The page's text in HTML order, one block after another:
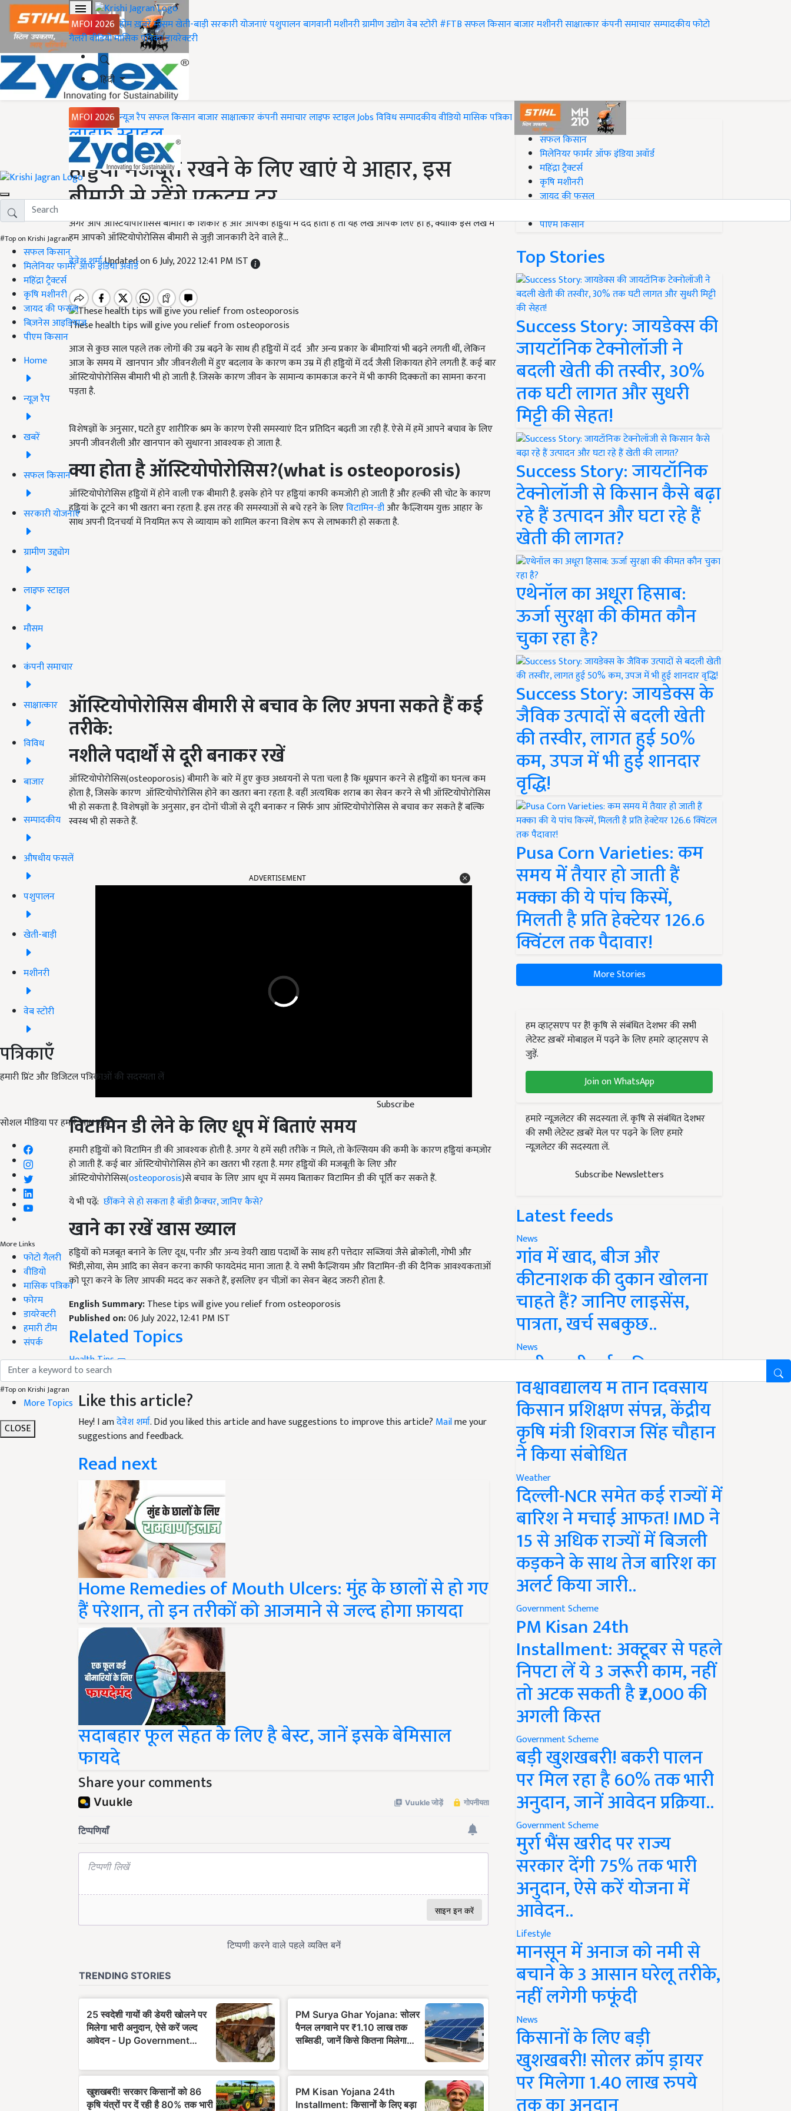
MFOI 2026 होमख़बरेंमौसमखेती-बाड़ीसरकारी योजनाएंपशुपालनबागवानीमशीनरीग्रामीण उद्योगवेब स्टोरी#FTBसफल किसानबाजारमशीनरीसाक्षात्कारकंपनी समाचारसम्पादकीयफोटो
गैलरीवीडियोमासिक पत्रिकाडायरेक्टरी
हिंदी
MFOI 2026 न्यूज़ रैपसफल किसानबाजारसाक्षात्कारकंपनी समाचारलाइफ स्टाइलJobsविविधसम्पादकीयवीडियोमासिक पत्रिका
#Top on Krishi Jagran
सफल किसान
मिलेनियर फार्मर ऑफ इंडिया अवॉर्ड
महिंद्रा ट्रैक्टर्स
कृषि मशीनरी
जायद की फसल
बिज़नेस आइडियाज
पीएम किसान
Home
न्यूज़ रैप
खबरें
सफल किसान
सरकारी योजनाएं
ग्रामीण उद्द्योग
लाइफ स्टाइल
मौसम
कंपनी समाचार
साक्षात्कार
विविध
बाजार
सम्पादकीय
औषधीय फसलें
पशुपालन
खेती-बाड़ी
मशीनरी
वेब स्टोरी
पत्रिकाएँ
हमारी प्रिंट और डिजिटल पत्रिकाओं की सदस्यता लें
Subscribe
सोशल मीडिया पर हमारे साथ जुड़ें:
More Links
फोटो गैलरी
वीडियो
मासिक पत्रिका
फोरम
डायरेक्टरी
हमारी टीम
संपर्क
#Top on Krishi Jagran
More Topics
CLOSE
Home
लाइफ स्टाइल
हड्डियां मजबूत रखने के लिए खाएं ये आहार, इस
बीमारी से रहेंगे एकदम दूर
अगर आप ऑस्टियोपोरोसिस बीमारी के शिकार हैं और आपकी हड्डियों में दर्द होता है तो यह लेख आपके लिए ही है, क्योंकि इस लेख में
हम आपको ऑस्टियोपोरोसिस बीमारी से जुड़ी जानकारी देने वाले हैं...
देवेश शर्माUpdated on 6 July, 2022 12:41 PM IST
These health tips will give you relief from osteoporosis
आज से कुछ साल पहले तक लोगों की उम्र बढ़ने के साथ ही हड्डियों में दर्द और अन्य प्रकार के बीमारियां भी बढ़ने लगती थीं, लेकिन
आज के समय में खानपान और जीवनशैली में हुए बदलाव के कारण कम उम्र में ही हड्डियों में दर्द जैसी शिकायत होने लगती हैं. कई बार
ऑस्टियोपोरोसिस बीमारी भी हो जाती है. जिसके कारण जीवन के सामान्य कामकाज करने में भी काफी दिक्कतों का सामना करना
पड़ता है.
विशेषज्ञों के अनुसार, घटते हुए शारीरिक श्रम के कारण ऐसी समस्याएं दिन प्रतिदिन बढ़ती जा रही हैं. ऐसे में हमें आपने बचाव के लिए
अपनी जीवनशैली और खानपान को सुधारना आवश्यक हो जाता है.
क्या होता हैऑस्टियोपोरोसिस?(what isosteoporosis)
ऑस्टियोपोरोसिस हड्डियों में होने वाली एक बीमारी है. इसके होने पर हड्डियां काफी कमजोरी हो जाती हैं और हल्की सी चोट के कारण
हड्डियां के टूटने का भी खतरा बना रहता है. इस तरह की समस्याओं से बचे रहने के लिएविटामिन-डीऔर कैल्शियम युक्त आहार के
साथ अपनी दिनचर्या में नियमित रूप से व्यायाम को शामिल करना विशेष रूप से लाभकारी हो सकता है.
ऑस्टियोपोरोसिसबीमारीसे बचाव के लिए अपना सकते हैं कई
तरीके:
नशीले पदार्थों से दूरी बनाकर रखें
ऑस्टियोपोरोसिस(osteoporosis) बीमारी के बारे में हुए कुछ अध्ययनों से पता चला है कि धूम्रपान करने से हड्डियों का घनत्व कम
होता है, जिसके कारण ऑस्टियोपोरोसिस होने का खतरा बना रहता है. वहीं अत्यधिक शराब का सेवन करने से भी ऑस्टियोपोरोसिस
भी हो सकता है. विशेषज्ञों के अनुसार, इन दोनों चीजों से दूरी बनाकर न सिर्फ आप ऑस्टियोपोरोसिस से बचाव कर सकते हैं बल्कि
स्वस्थ भी हो सकते हैं.
विटामिन डी लेने के लिए धूप में बिताएं समय
हमारी हड्डियों को विटामिन डी की आवश्यक होती है. अगर ये हमें सही तरीके न मिले, तो केल्सियम की कमी के कारण हड्डियां कमज़ोर
हो जाती हैं. कई बार ऑस्टियोपोरोसिस होने का खतरा भी रहता है. मगर हड्डियों की मजबूती के लिए और
ऑस्टियोपोरोसिस(osteoporosis)से बचाव के लिए आप धूप में समय बिताकर विटामिन डी की पूर्ति कर सकते हैं.
छींकने से हो सकता है बॉडी फ्रैक्चर, जानिए कैसे?
खाने का रखें खास ख्याल
हड्डियों को मजबूत बनाने के लिए दूध, पनीर और अन्य डेयरी खाद्य पदार्थों के साथ हरी पत्तेदार सब्जियां जैसे ब्रोकोली, गोभी और
भिंडी,सोया, सेम आदि का सेवन करना काफी फायदेमंद माना जाता है. ये सभी कैल्शियम और विटामिन-डी की दैनिक आवश्यकताओं
को पूरा करने के लिए आपकी मदद कर सकते हैं, इसलिए इन चीज़ों का सेवन बेहद जरुरी होता है.
English Summary:
These tips will give you relief from osteoporosis
Published on:06 July 2022, 12:41 PM IST
Related Topics
Health Tips
what is osteoporosistreatment for osteoporosishealth tipsऑस्टोपोरोसिस क्या होता है
Like this article?
Hey! I amदेवेश शर्मा. Did you liked this article and have suggestions to improve this article?
suggestions and feedback.
Read next
Home Remedies of Mouth Ulcers: मुंह के छालों से हो गए
हैं परेशान, तो इन तरीकों को आजमाने से जल्द होगा फ़ायदा
सदाबहार फूल सेहत के लिए है बेस्ट, जानें इसके बेमिसाल
फायदे
Share your comments
#Top on Krishi Jagran
सफल किसान
मिलेनियर फार्मर ऑफ इंडिया अवॉर्ड
महिंद्रा ट्रैक्टर्स
कृषि मशीनरी
जायद की फसल
पीएम किसान
Top Stories
Success Story: जायडेक्स की
जायटॉनिक टेक्नोलॉजी ने
बदली खेती की तस्वीर, 30%
तक घटी लागत और सुधरी
मिट्टी की सेहत!
Success Story: जायटॉनिक
टेक्नोलॉजी से किसान कैसे बढ़ा
रहे हैं उत्पादन और घटा रहे हैं
खेती की लागत?
एथेनॉल का अधूरा हिसाब:
ऊर्जा सुरक्षा की कीमत कौन
चुका रहा है?
Success Story: जायडेक्स के
जैविक उत्पादों से बदली खेती
की तस्वीर, लागत हुई 50%
कम, उपज में भी हुई शानदार
वृद्धि!
Pusa Corn Varieties: कम
समय में तैयार हो जाती हैं
मक्का की ये पांच किस्में,
मिलती है प्रति हेक्टेयर 126.6
क्विंटल तक पैदावार!
More Stories
हम व्हाट्सएप पर हैं! कृषि से संबंधित देशभर की सभी
लेटेस्ट ख़बरें मोबाइल में पढ़ने के लिए हमारे व्हाट्सएप से
जुड़ें.
Join on WhatsApp
हमारे न्यूज़लेटर की सदस्यता लें. कृषि से संबंधित देशभर
की सभी लेटेस्ट ख़बरें मेल पर पढ़ने के लिए हमारे
न्यूज़लेटर की सदस्यता लें.
Subscribe Newsletters
Latest feeds
News
गांव में खाद, बीज और
कीटनाशक की दुकान खोलना
चाहते हैं? जानिए लाइसेंस,
पात्रता, खर्च सबकुछ..
News
रानी लक्ष्मीबाई कृषि
विश्वविद्यालय में तीन दिवसीय
किसान प्रशिक्षण संपन्न, केंद्रीय
कृषि मंत्री शिवराज सिंह चौहान
ने किया संबोधित
Weather
दिल्ली-NCR समेत कई राज्यों में
बारिश ने मचाई आफत! IMD ने
15 से अधिक राज्यों में बिजली
कड़कने के साथ तेज बारिश का
अलर्ट किया जारी..
Government Scheme
PM Kisan 24th
Installment: अक्टूबर से पहले
निपटा लें ये 3 जरूरी काम, नहीं
तो अटक सकती है ₹2,000 की
अगली किस्त
Government Scheme
बड़ी खुशखबरी! बकरी पालन
पर मिल रहा है 60% तक भारी
अनुदान, जानें आवेदन प्रक्रिया..
Government Scheme
मुर्रा भैंस खरीद पर राज्य
सरकार देंगी 75% तक भारी
अनुदान, ऐसे करें योजना में
आवेदन..
Lifestyle
मानसून में अनाज को नमी से
बचाने के 3 आसान घरेलू तरीके,
नहीं लगेगी फफूंदी
News
किसानों के लिए बड़ी
खुशखबरी! सोलर क्रॉप ड्रायर
पर मिलेगा 1.40 लाख रुपये